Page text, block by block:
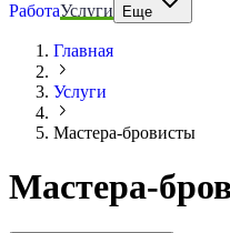
РаботаУслуги Еще
Главная
Услуги
Мастера-бровисты
Мастера-